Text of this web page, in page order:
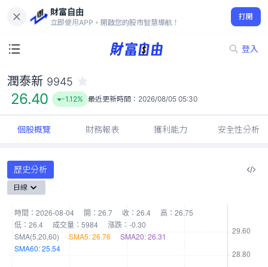
財富自由
立即使用APP，開啟您的股市智慧導航！
打開
登入
26.40
-1.12%
潤泰新 9945
26.40 -1.12% 最近更新時間： 2026/08/05 05:30
個股概覽 財務報表 獲利能力 安全性分析
歷史分析
日線